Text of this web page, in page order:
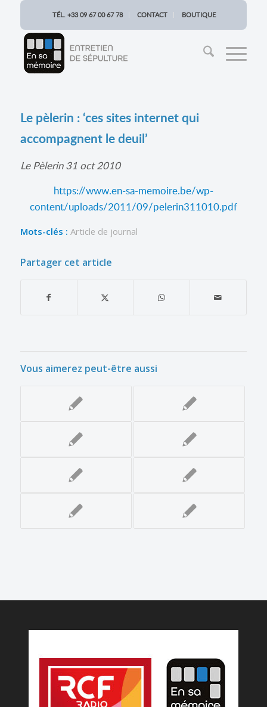
TÉL. +33 09 67 00 67 78 CONTACT BOUTIQUE
Le pèlerin : ‘ces sites internet qui
accompagnent le deuil’
Le Pèlerin 31 oct 2010
https://www.en-sa-memoire.be/wp-
content/uploads/2011/09/pelerin311010.pdf
Mots-clés : Article de journal
Partager cet article
Vous aimerez peut-être aussi